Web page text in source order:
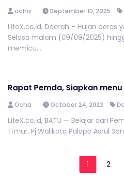
ocha September 10, 2025
LiteX.co.id, Daerah – Hujan deras
Selasa malam (09/09/2025)
memicu...
Rapat Pemda, Siapkan
Ocha October 24, 2023
LiteX.co.id, BATU — Belajar dari
Timur, Pj.Walikota Palopo Asrul
1 2